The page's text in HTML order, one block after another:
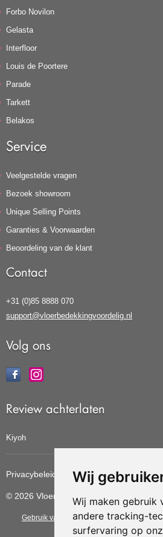
Wij
Wij maken gebruik
andere tracking-
surfervaring op
Forbo Novilon
Gelasta
Interfloor
Louis de Poortere
Parade
Tarkett
Belakos
Service
Veelgestelde vragen
Bezoek showroom
Unique Selling Points
Garanties & Voorwaarden
Beoordeling van de klant
Contact
+31 (0)85 8888 070
support@vloerbedekkingvoordelig.nl
Volg ons
Review achterlaten
Kiyoh
Privacybeleid Cookiebeleid Update
© 2026 Vloerbedekkingvoordelig
Gebruik van deze site betekent dat u de